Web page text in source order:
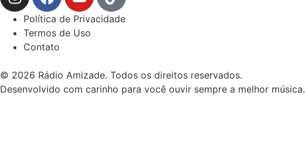
Política de Privacidade
Termos de Uso
Contato
© 2026 Rádio Amizade. Todos os direitos reservados.
Desenvolvido com carinho para você ouvir sempre a melhor música.